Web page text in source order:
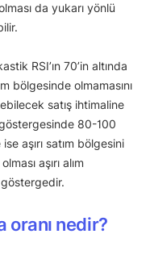
da yukarı yönlü
RSI’ın 70’in altında
bölgesinde olmamasını
satış ihtimaline
80-100
aşırı satım bölgesini
aşırı alım
oranı nedir?